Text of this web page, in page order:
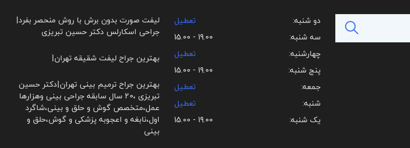
دو شنبه:
تعطیل
سه شنبه:
19.00 - 15.00
چهارشنبه:
تعطیل
پنج شنبه:
19.00 - 15.00
جمعه:
تعطیل
شنبه:
تعطیل
یک شنبه:
19.00 - 15.00
لیفت صورت بدون برش با روش منحصر بفرد|
جراحی اسکارلس دکتر حسین تبریزی
بهترین جراح لیفت شقیقه تهران|
بهترین جراح ترمیم بینی تهران|دکتر حسین
تبریزی ،20 سال سابقه جراحی بینی وهزارها
عمل،متخصص گوش و حلق و بینی،شاگرد
اول،نابغه و اعجوبه پزشکی و گوش،حلق و
بینی